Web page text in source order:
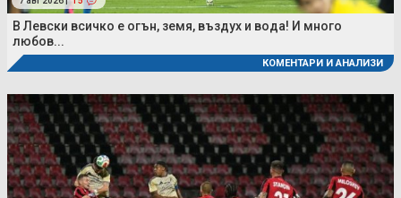
В Левски всичко е огън, земя, въздух и вода! И много
любов...
КОМЕНТАРИ И АНАЛИЗИ